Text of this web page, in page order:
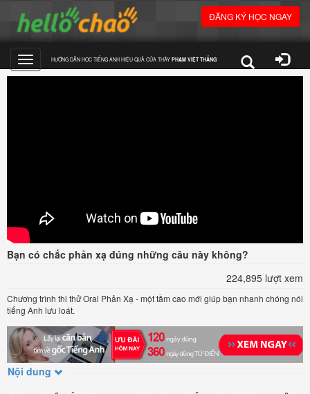
ĐĂNG KÝ HỌC NGAY
Toggle
HƯỚNG DẪN HỌC TIẾNG ANH HIỆU QUẢ CỦA THẦY PHẠM VIỆT THẮNG
Bạn có chắc phản xạ đúng những câu này không?
224,895 lượt xem
Chương trình thi thử Oral Phản Xạ - một tầm cao mới giúp bạn nhanh chóng nói
tiếng Anh lưu loát.
Nội dung